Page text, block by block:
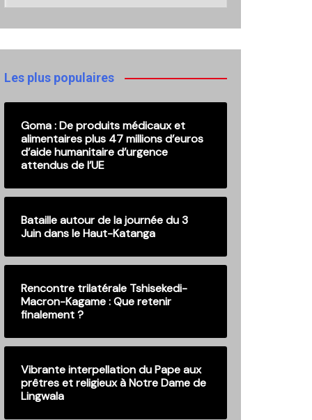
anciennes
publications
Les plus populaires
Goma : De produits médicaux et
alimentaires plus 47 millions d’euros
d’aide humanitaire d’urgence
attendus de l’UE
Bataille autour de la journée du 3
Juin dans le Haut-Katanga
Rencontre trilatérale Tshisekedi-
Macron-Kagame : Que retenir
finalement ?
Vibrante interpellation du Pape aux
prêtres et religieux à Notre Dame de
Lingwala